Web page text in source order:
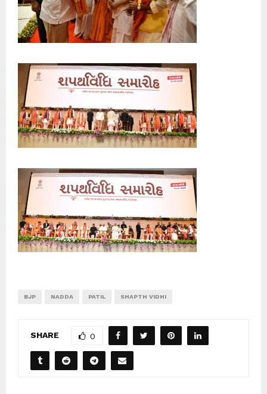
BJP NADDA PATIL SHAPTH VIDHI
SHARE 0